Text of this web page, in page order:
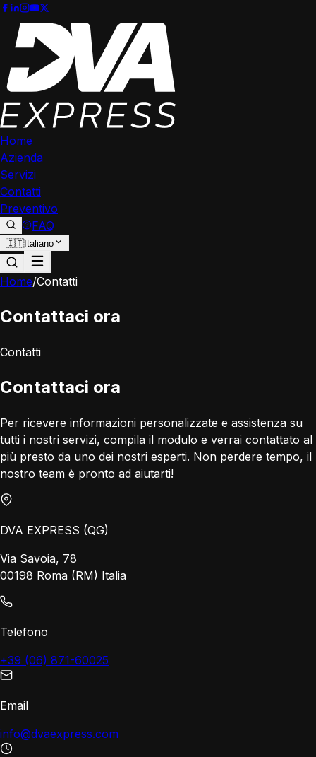
Home
Azienda
Servizi
Contatti
Preventivo
FAQ
🇮🇹Italiano
Home/Contatti
Contattaci ora
Contatti
Contattaci ora
Per ricevere informazioni personalizzate e assistenza su
tutti i nostri servizi, compila il modulo e verrai contattato al
più presto da uno dei nostri esperti. Non perdere tempo, il
nostro team è pronto ad aiutarti!
DVA EXPRESS (QG)
Via Savoia, 78
00198 Roma (RM) Italia
Telefono
+39 (06) 871-60025
Email
info@dvaexpress.com